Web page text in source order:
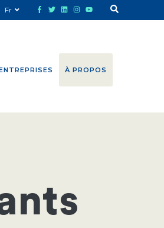
À PROPOS
Fr